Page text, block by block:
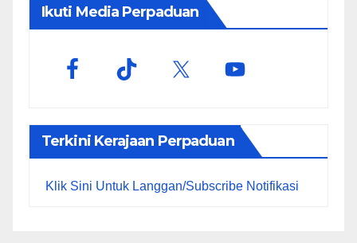
Ikuti Media Perpaduan
Terkini Kerajaan Perpaduan
Klik Sini Untuk Langgan/Subscribe Notifikasi